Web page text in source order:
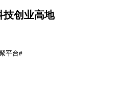
技创业高地
平台#